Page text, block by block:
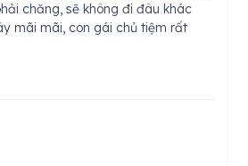
chăng, sẽ không đi đâu khác
mãi mãi, con gái chủ tiệm rất